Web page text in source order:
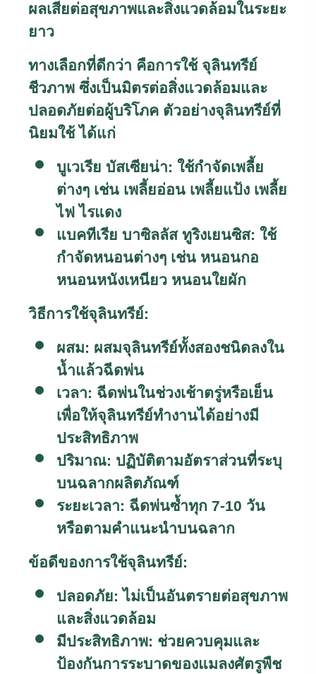
ผลเสียต่อสุขภาพและสิ่งแวดล้อมในระยะ
ยาว
ทางเลือกที่ดีกว่า คือการใช้ จุลินทรีย์
ชีวภาพ ซึ่งเป็นมิตรต่อสิ่งแวดล้อมและ
ปลอดภัยต่อผู้บริโภค ตัวอย่างจุลินทรีย์ที่
นิยมใช้ ได้แก่
บูเวเรีย บัสเซียน่า: ใช้กำจัดเพลี้ย
ต่างๆ เช่น เพลี้ยอ่อน เพลี้ยแป้ง เพลี้ย
ไฟ ไรแดง
แบคทีเรีย บาซิลลัส ทูริงเยนซิส: ใช้
กำจัดหนอนต่างๆ เช่น หนอนกอ
หนอนหนังเหนียว หนอนใยผัก
วิธีการใช้จุลินทรีย์:
ผสม: ผสมจุลินทรีย์ทั้งสองชนิดลงใน
น้ำแล้วฉีดพ่น
เวลา: ฉีดพ่นในช่วงเช้าตรู่หรือเย็น
เพื่อให้จุลินทรีย์ทำงานได้อย่างมี
ประสิทธิภาพ
ปริมาณ: ปฏิบัติตามอัตราส่วนที่ระบุ
บนฉลากผลิตภัณฑ์
ระยะเวลา: ฉีดพ่นซ้ำทุก 7-10 วัน
หรือตามคำแนะนำบนฉลาก
ข้อดีของการใช้จุลินทรีย์:
ปลอดภัย: ไม่เป็นอันตรายต่อสุขภาพ
และสิ่งแวดล้อม
มีประสิทธิภาพ: ช่วยควบคุมและ
ป้องกันการระบาดของแมลงศัตรูพืช